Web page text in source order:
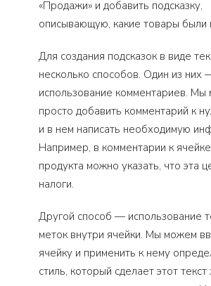
«Продажи» и добавить подсказку,
описывающую, какие товары были
Для создания подсказок в виде
несколько способов. Один из них
использование комментариев.
просто добавить комментарий к
и в нем написать необходимую
Например, в комментарии к
продукта можно указать, что эта
налоги.
Другой способ — использование
меток внутри ячейки. Мы можем
ячейку и применить к нему
стиль, который сделает этот